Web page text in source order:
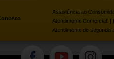
Assistência ao
Atendimento Comercial: |
Atendimento de segunda